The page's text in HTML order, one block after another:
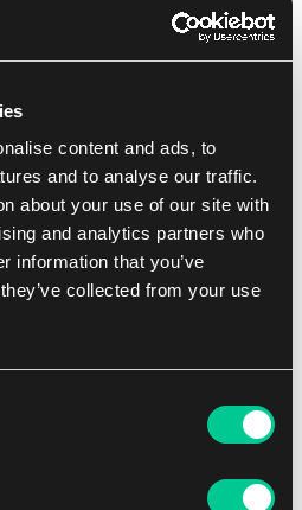
content and ads, to
and to analyse our traffic.
about your use of our site with
and analytics partners who
information that you’ve
collected from your use